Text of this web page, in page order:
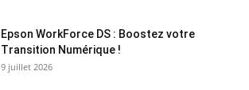
Epson WorkForce DS : Boostez votre
Transition Numérique !
9 juillet 2026